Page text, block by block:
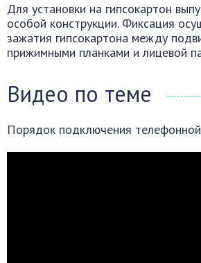
Для установки на гипсокартон
особой конструкции. Фиксация
зажатия гипсокартона между
прижимными планками и лицевой
Видео по теме
Порядок подключения